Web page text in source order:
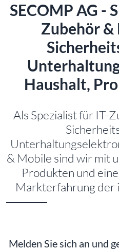
SECOMP AG -
Zubehör
Haushalt,
Als Spezialist für IT-
& Mobile sind wir mit
Produkten und
Markterfahrung der
Melden Sie sich an und